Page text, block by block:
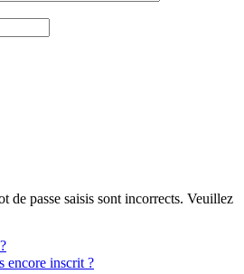
de passe saisis sont incorrects. Veuillez
encore inscrit ?